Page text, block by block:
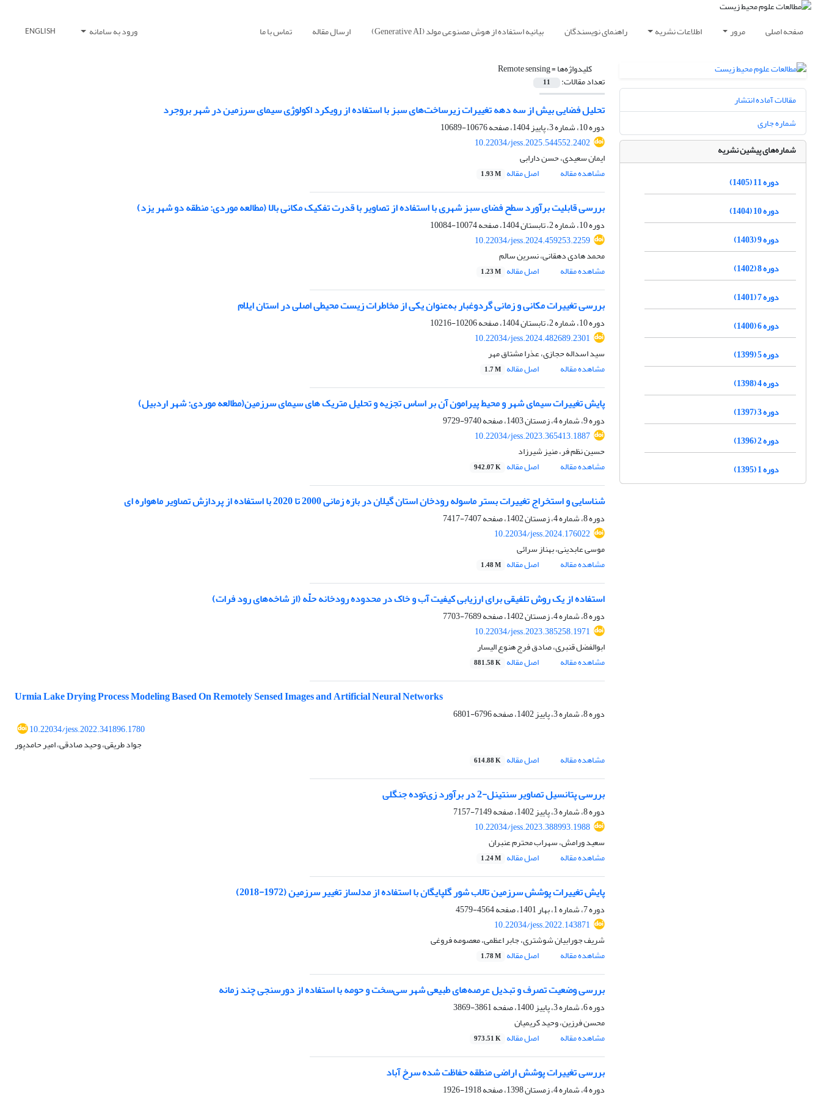
صفحه اصلی مرور اطلاعات نشریه راهنمای نویسندگان بیانیه استفاده از هوش مصنوعی مولد (Generative AI) ارسال مقاله تماس با ما ورود به سامانه ENGLISH
کلیدواژه‌ها =Remote sensing
تعداد مقالات: 11
تحلیل فضایی بیش از سه دهه تغییرات زیرساخت‌های سبز با استفاده از رویکرد اکولوژی سیمای سرزمین در شهر بروجرد
دوره 10، شماره 3، پاییز 1404، صفحه
10676-10689
10.22034/jess.2025.544552.2402
ایمان سعیدی، حسن دارابی
مشاهده مقاله
اصل مقاله 1.93 M
بررسی قابلیت برآورد سطح فضای سبز شهری با استفاده از تصاویر با قدرت تفکیک مکانی بالا (مطالعه موردی: منطقه دو شهر یزد)
دوره 10، شماره 2، تابستان 1404، صفحه
10074-10084
10.22034/jess.2024.459253.2259
محمد هادی دهقانی، نسرین سالم
مشاهده مقاله
اصل مقاله 1.23 M
بررسی تغییرات مکانی و زمانی گردوغبار به‌عنوان یکی از مخاطرات زیست‌ محیطی اصلی در استان ایلام
دوره 10، شماره 2، تابستان 1404، صفحه
10206-10216
10.22034/jess.2024.482689.2301
سید اسداله حجازی، عذرا مشتاق مهر
مشاهده مقاله
اصل مقاله 1.7 M
پایش تغییرات سیمای شهر و محیط پیرامون آن بر اساس تجزیه و تحلیل متریک های سیمای سرزمین(مطالعه موردی: شهر اردبیل)
دوره 9، شماره 4، زمستان 1403، صفحه
9740-9729
10.22034/jess.2023.365413.1887
حسین نظم فر، منیز شیرزاد
مشاهده مقاله
اصل مقاله 942.07 K
شناسایی و استخراج تغییرات بستر ماسوله رودخان استان گیلان در بازه زمانی 2000 تا 2020 با استفاده از پردازش تصاویر ماهواره ای
دوره 8، شماره 4، زمستان 1402، صفحه
7407-7417
10.22034/jess.2024.176022
موسی عابدینی، بهناز سرائی
مشاهده مقاله
اصل مقاله 1.48 M
استفاده از یک روش تلفیقی برای ارزیابی کیفیت آب و خاک در محدوده رودخانه حلّه (از شاخه‌های رود فرات)
دوره 8، شماره 4، زمستان 1402، صفحه
7689-7703
10.22034/jess.2023.385258.1971
ابوالفضل قنبری، صادق فرج هنوع الیسار
مشاهده مقاله
اصل مقاله 881.58 K
Urmia Lake Drying Process Modeling Based On Remotely Sensed Images and Artificial Neural Networks
دوره 8، شماره 3، پاییز 1402، صفحه
6796-6801
10.22034/jess.2022.341896.1780
جواد طریقی، وحید صادقی، امیر حامدپور
مشاهده مقاله
اصل مقاله 614.88 K
بررسی پتانسیل تصاویر سنتینل-2 در برآورد زی‌توده جنگلی
دوره 8، شماره 3، پاییز 1402، صفحه
7149-7157
10.22034/jess.2023.388993.1988
سعید ورامش، سهراب محترم عنبران
مشاهده مقاله
اصل مقاله 1.24 M
پایش تغییرات پوشش سرزمین تالاب شور گلپایگان با استفاده از مدلساز تغییر سرزمین (1972-2018)
دوره 7، شماره 1، بهار 1401، صفحه
4564-4579
10.22034/jess.2022.143871
شریف جورابیان شوشتری، جابر اعظمی، معصومه فروغی
مشاهده مقاله
اصل مقاله 1.78 M
بررسی وضعیت تصرف و تبدیل عرصه‌های طبیعی شهر سی‌سخت و حومه با استفاده از دورسنجی چند زمانه
دوره 6، شماره 3، پاییز 1400، صفحه
3861-3869
محسن فرزین، وحید کریمیان
مشاهده مقاله
اصل مقاله 973.51 K
بررسی تغییرات پوشش اراضی منطقه حفاظت شده سرخ آباد
دوره 4، شماره 4، زمستان 1398، صفحه 1918-1926
مقالات آماده انتشار
شماره جاری
شماره‌های پیشین نشریه
دوره 11 (1405)
دوره 10 (1404)
دوره 9 (1403)
دوره 8 (1402)
دوره 7 (1401)
دوره 6 (1400)
دوره 5 (1399)
دوره 4 (1398)
دوره 3 (1397)
دوره 2 (1396)
دوره 1 (1395)